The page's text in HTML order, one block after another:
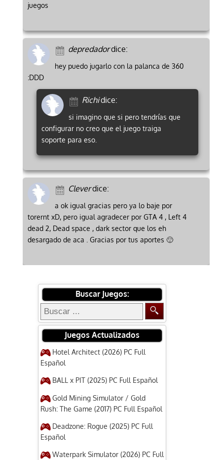
juegos
depredadordice:
hey puedo jugarlo con la palanca de 360
:DDD
Richidice:
si imagino que si pero tendrías que
configurar no creo que el juego traiga
soporte para eso.
Cleverdice:
a ok igual gracias pero ya lo baje por
torernt xD, pero igual agradecer por GTA 4 , Left 4
dead 2, Dead space , dark sector que los eh
desargado de aca . Gracias por tus aportes 🙂
Buscar Juegos:
Juegos Actualizados
Hotel Architect (2026) PC Full
Español
BALL x PIT (2025) PC Full Español
Gold Mining Simulator / Gold
Rush: The Game (2017) PC Full Español
Deadzone: Rogue (2025) PC Full
Español
Waterpark Simulator (2026) PC Full